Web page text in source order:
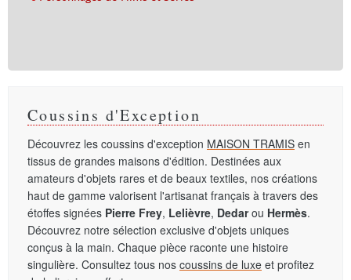
Coussins d'Exception
Découvrez les coussins d'exception MAISON TRAMIS en
tissus de grandes maisons d'édition. Destinées aux
amateurs d'objets rares et de beaux textiles, nos créations
haut de gamme valorisent l'artisanat français à travers des
étoffes signées Pierre Frey, Lelièvre, Dedarou Hermès.
Découvrez notre sélection exclusive d'objets uniques
conçus à la main. Chaque pièce raconte une histoire
singulière. Consultez tous nos coussins de luxe et profitez